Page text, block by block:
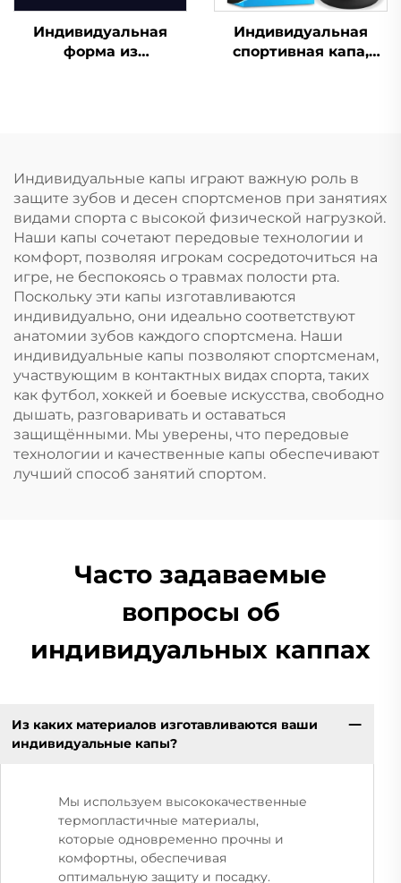
Индивидуальная
форма из
отбеливания зубов с
капой от скрежета
зубами
Индивидуальная
спортивная капа,
Индивидуальные капы играют важную роль в
защите зубов и десен спортсменов при занятиях
видами спорта с высокой физической нагрузкой.
Наши капы сочетают передовые технологии и
комфорт, позволяя игрокам сосредоточиться на
игре, не беспокоясь о травмах полости рта.
Поскольку эти капы изготавливаются
индивидуально, они идеально соответствуют
анатомии зубов каждого спортсмена. Наши
индивидуальные капы позволяют спортсменам,
участвующим в контактных видах спорта, таких
как футбол, хоккей и боевые искусства, свободно
дышать, разговаривать и оставаться
защищёнными. Мы уверены, что передовые
технологии и качественные капы обеспечивают
лучший способ занятий спортом.
Часто задаваемые
вопросы об
индивидуальных каппах
Из каких материалов изготавливаются ваши
индивидуальные капы?
Мы используем высококачественные
термопластичные материалы,
которые одновременно прочны и
комфортны, обеспечивая
оптимальную защиту и посадку.